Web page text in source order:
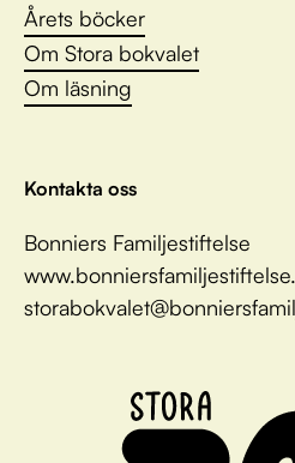
Årets böcker
Om Stora bokvalet
Om läsning
Kontakta oss
Bonniers Familjestiftelse